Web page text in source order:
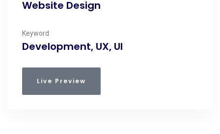
Website Design
Keyword
Development, UX, UI
Live Preview